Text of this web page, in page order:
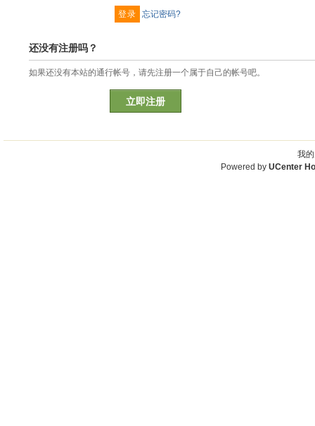
忘记密码?
还没有注册吗？
如果还没有本站的通行帐号，请先注册一个属于自己的帐号吧。
立即注册
我
Powered by UCenter